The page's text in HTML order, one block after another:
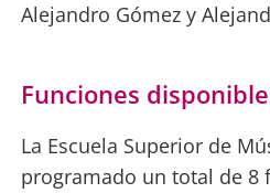
Alejandro Gómez y
Funciones
La Escuela Superior de
programado un total de 8